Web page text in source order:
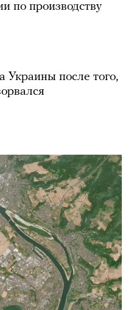
по производству
Украины после того,